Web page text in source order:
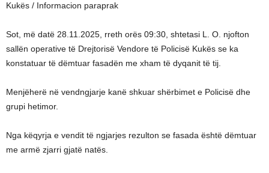
Kukës / Informacion paraprak
Sot, më datë 28.11.2025, rreth orës 09:30, shtetasi L. O. njofton
sallën operative të Drejtorisë Vendore të Policisë Kukës se ka
konstatuar të dëmtuar fasadën me xham të dyqanit të tij.
Menjëherë në vendngjarje kanë shkuar shërbimet e Policisë dhe
grupi hetimor.
Nga këqyrja e vendit të ngjarjes rezulton se fasada është dëmtuar
me armë zjarri gjatë natës.